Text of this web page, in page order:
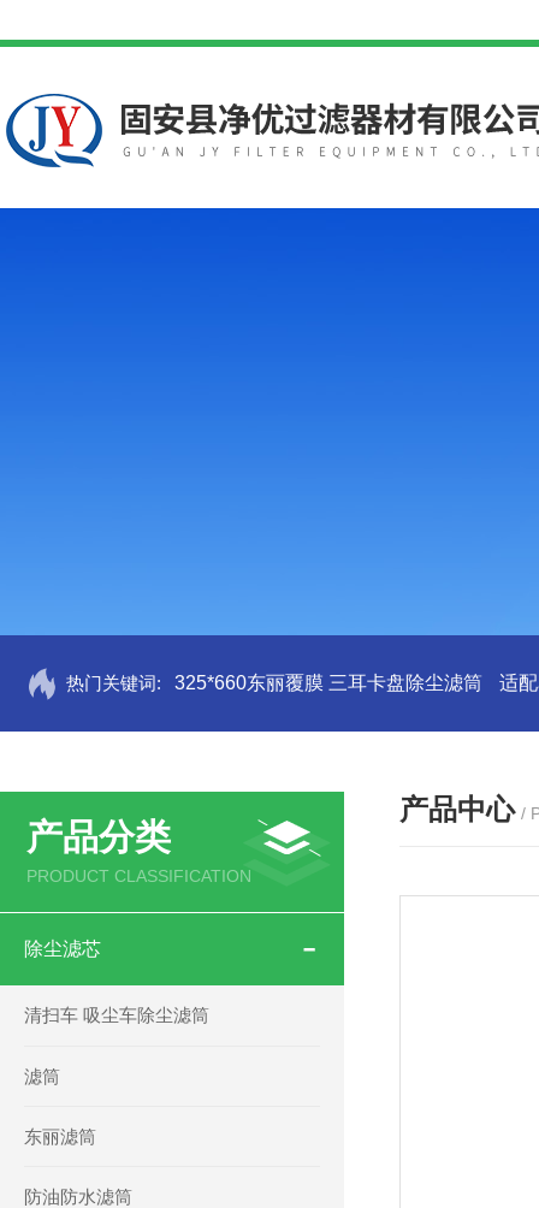
热门关键词: 325*660东丽覆膜 三耳卡盘除尘滤筒 适
产品分类
PRODUCT CLASSIFICATION
除尘滤芯
清扫车 吸尘车除尘滤筒
滤筒
东丽滤筒
防油防水滤筒
产品中心 /